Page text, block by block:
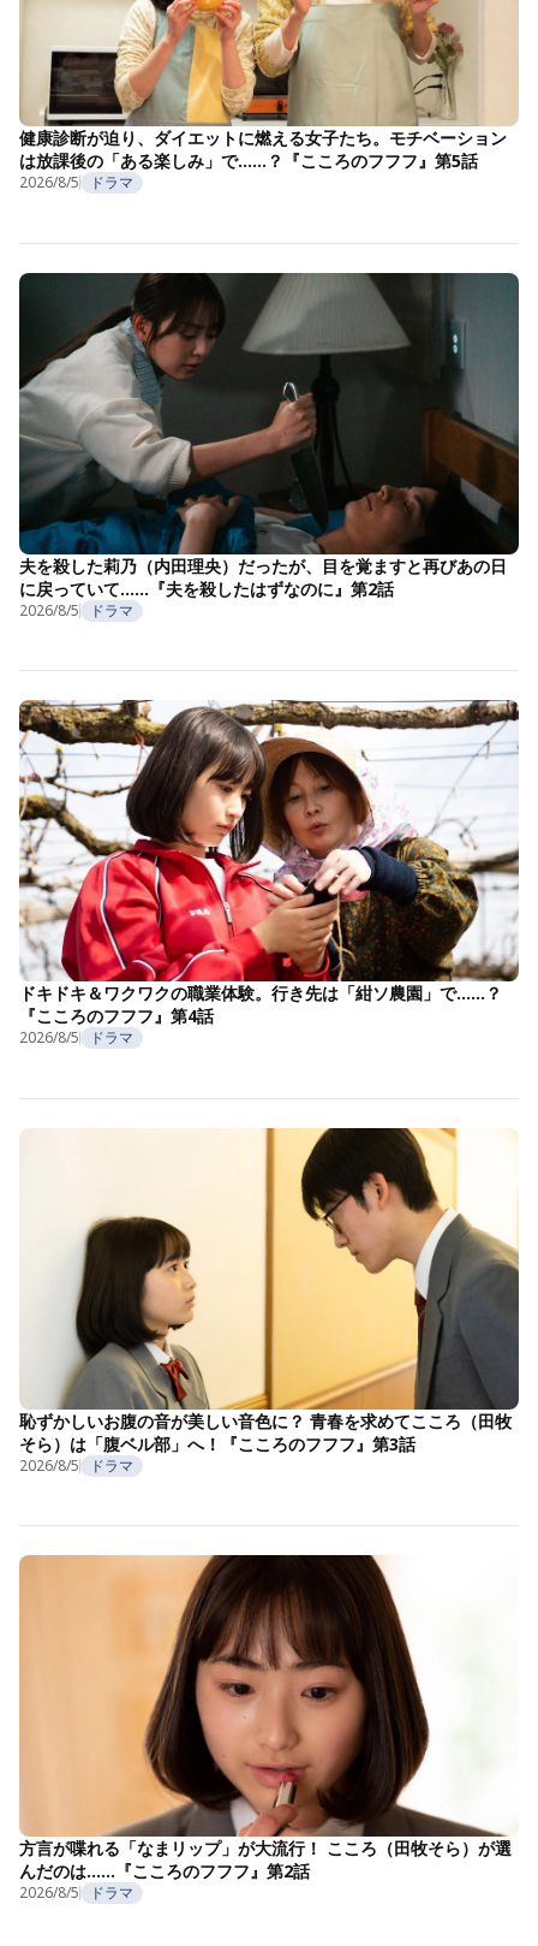
健康診断が迫り、ダイエットに燃える女子たち。モチベーション
は放課後の「ある楽しみ」で……？『こころのフフフ』第5話
2026/8/5 ドラマ
夫を殺した莉乃（内田理央）だったが、目を覚ますと再びあの日
に戻っていて……『夫を殺したはずなのに』第2話
2026/8/5 ドラマ
ドキドキ＆ワクワクの職業体験。行き先は「紺ソ農園」で……？
『こころのフフフ』第4話
2026/8/5 ドラマ
恥ずかしいお腹の音が美しい音色に？ 青春を求めてこころ（田牧
そら）は「腹ベル部」へ！『こころのフフフ』第3話
2026/8/5 ドラマ
方言が喋れる「なまリップ」が大流行！ こころ（田牧そら）が選
んだのは……『こころのフフフ』第2話
2026/8/5 ドラマ